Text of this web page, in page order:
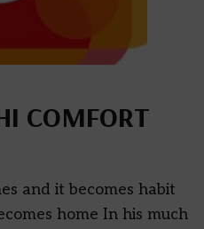
COMFORT
and it becomes habit
home In his much